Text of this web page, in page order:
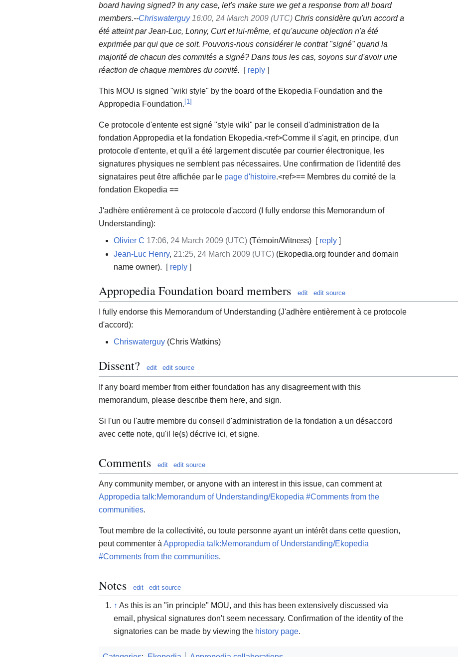
board having signed? In any case, let's make sure we get a response from all board
members.--Chriswaterguy 16:00, 24 March 2009 (UTC) Chris considère qu'un accord a
été atteint par Jean-Luc, Lonny, Curt et lui-même, et qu'aucune objection n'a été
exprimée par qui que ce soit. Pouvons-nous considérer le contrat "signé" quand la
majorité de chacun des commités a signé? Dans tous les cas, soyons sur d'avoir une
réaction de chaque membres du comité.
[ reply ]
This MOU is signed "wiki style" by the board of the Ekopedia Foundation and the
Appropedia Foundation.[1]
Ce protocole d'entente est signé "style wiki" par le conseil d'administration de la
fondation Appropedia et la fondation Ekopedia.<ref>Comme il s'agit, en principe, d'un
protocole d'entente, et qu'il a été largement discutée par courrier électronique, les
signatures physiques ne semblent pas nécessaires. Une confirmation de l'identité des
signataires peut être affichée par le page d'histoire.<ref>== Membres du comité de la
fondation Ekopedia ==
J'adhère entièrement à ce protocole d'accord (I fully endorse this Memorandum of
Understanding):
Olivier C 17:06, 24 March 2009 (UTC) (Témoin/Witness) [ reply ]
Jean-Luc Henry, 21:25, 24 March 2009 (UTC) (Ekopedia.org founder and domain
name owner).
[ reply ]
Appropedia Foundation board members edit edit source
I fully endorse this Memorandum of Understanding (J'adhère entièrement à ce protocole
d'accord):
Chriswaterguy (Chris Watkins)
Dissent? edit edit source
If any board member from either foundation has any disagreement with this
memorandum, please describe them here, and sign.
Si l'un ou l'autre membre du conseil d'administration de la fondation a un désaccord
avec cette note, qu'il le(s) décrive ici, et signe.
Comments edit edit source
Any community member, or anyone with an interest in this issue, can comment at
Appropedia talk:Memorandum of Understanding/Ekopedia #Comments from the
communities.
Tout membre de la collectivité, ou toute personne ayant un intérêt dans cette question,
peut commenter à Appropedia talk:Memorandum of Understanding/Ekopedia
#Comments from the communities.
Notes edit edit source
↑ As this is an "in principle" MOU, and this has been extensively discussed via
email, physical signatures don't seem necessary. Confirmation of the identity of the
signatories can be made by viewing the history page.